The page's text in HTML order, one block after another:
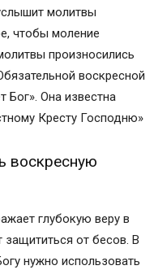
Кресту
молитвы
чтобы моление
произносились
воскресной
Бог». Она известна
Кресту Господню»
воскресную
глубокую веру в
от бесов. В
нужно использовать